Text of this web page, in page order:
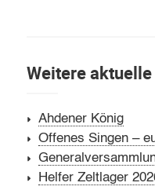
Weitere
Ahdener König
Offenes Singen –
Helfer Zeltlager